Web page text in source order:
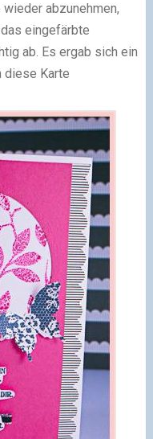
abzunehmen,
eingefärbte
ab. Es ergab sich ein
diese Karte